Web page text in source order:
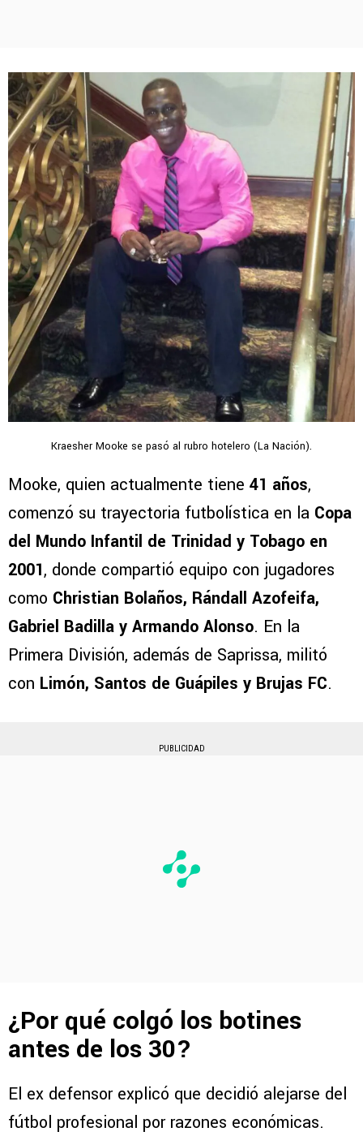
Kraesher Mooke se pasó al rubro hotelero (La Nación).
Mooke, quien actualmente tiene 41 años,
comenzó su trayectoria futbolística en la Copa
del Mundo Infantil de Trinidad y Tobago en
2001, donde compartió equipo con jugadores
como Christian Bolaños, Rándall Azofeifa,
Gabriel Badilla y Armando Alonso. En la
Primera División, además de Saprissa, militó
con Limón, Santos de Guápiles y Brujas FC.
PUBLICIDAD
¿Por qué colgó los botines
antes de los 30?
El ex defensor explicó que decidió alejarse del
fútbol profesional por razones económicas.